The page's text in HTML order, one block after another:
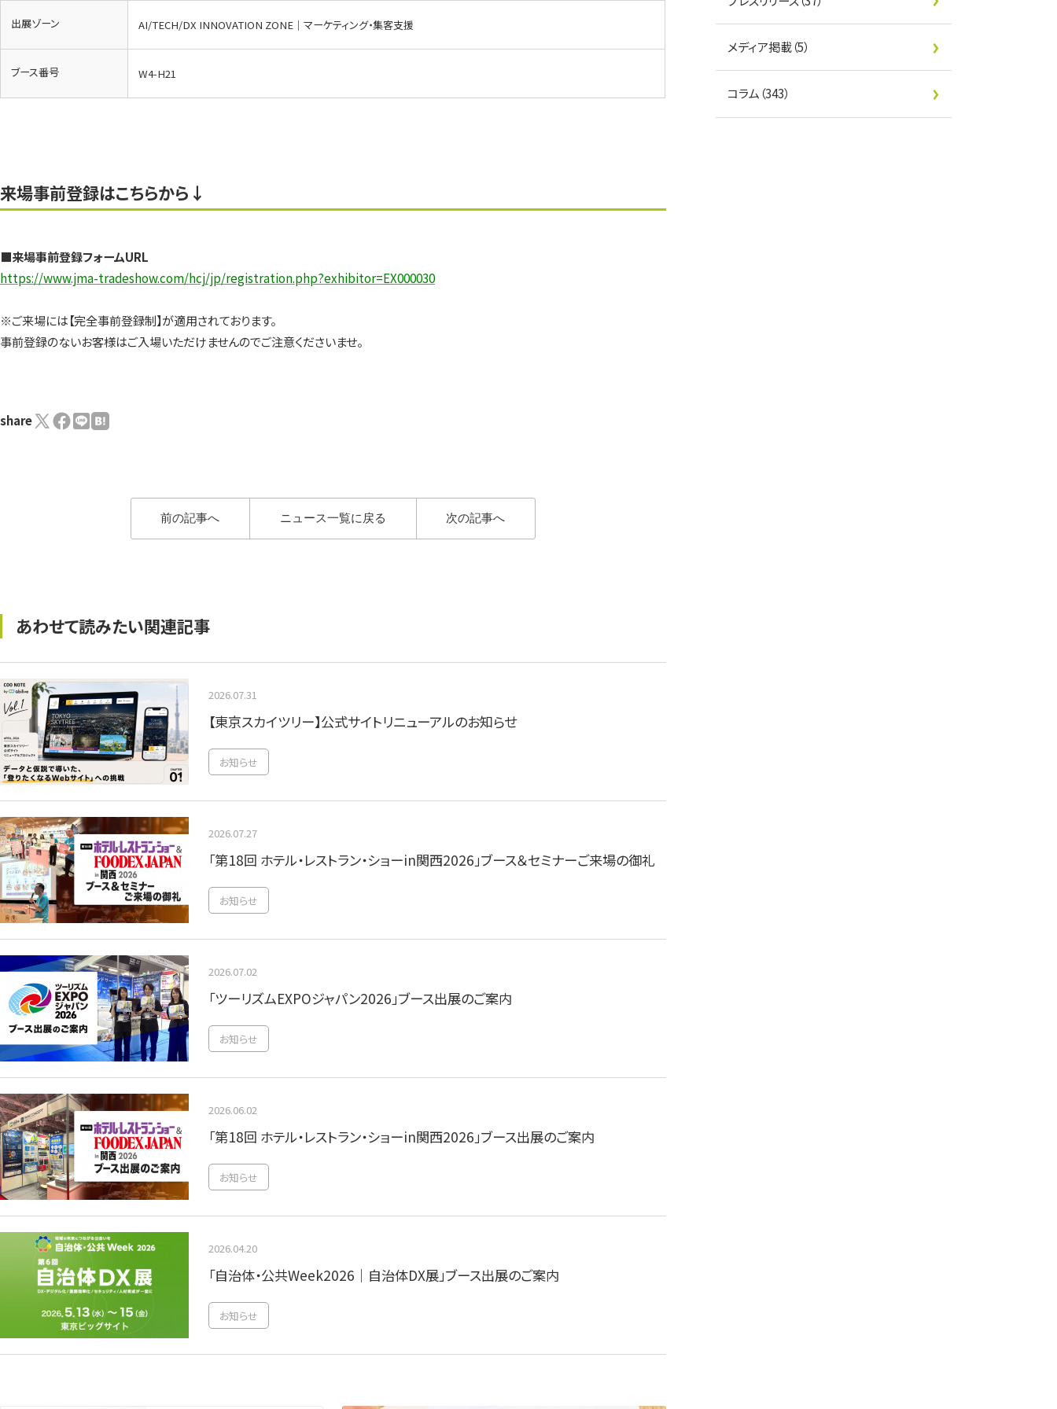
出展ゾーン AI/TECH/DX INNOVATION ZONE｜マーケティング・集客支援
ブース番号 ​W4-H21
来場事前登録はこちらから↓
■来場事前登録フォームURL
https://www.jma-tradeshow.com/hcj/jp/registration.php?exhibitor=EX000030
※ご来場には【完全事前登録制】が適用されております。
事前登録のないお客様はご入場いただけませんのでご注意くださいませ。
share
前の記事へ ニュース一覧に戻る 次の記事へ
あわせて読みたい関連記事
2026.07.31
【東京スカイツリー】公式サイトリニューアルのお知らせ
お知らせ
2026.07.27
「第18回 ホテル・レストラン・ショーin関西2026」ブース＆セミナーご来場の御礼
お知らせ
2026.07.02
「ツーリズムEXPOジャパン2026」ブース出展のご案内
お知らせ
2026.06.02
「第18回 ホテル・レストラン・ショーin関西2026」ブース出展のご案内
お知らせ
2026.04.20
「自治体・公共Week2026｜自治体DX展」ブース出展のご案内
お知らせ
メディア掲載（5）
コラム（343）